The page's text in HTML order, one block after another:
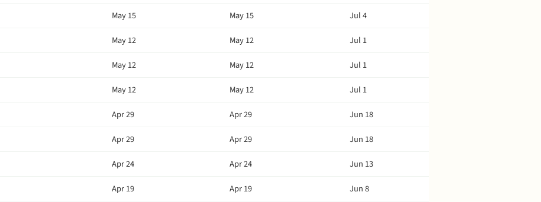
May 15 May 15
Jul 4
May 12 May 12
Jul 1
May 12 May 12
Jul 1
May 12 May 12
Jul 1
Apr 29 Apr 29
Jun 18
Apr 29 Apr 29
Jun 18
Apr 24 Apr 24
Jun 13
Apr 19 Apr 19
Jun 8